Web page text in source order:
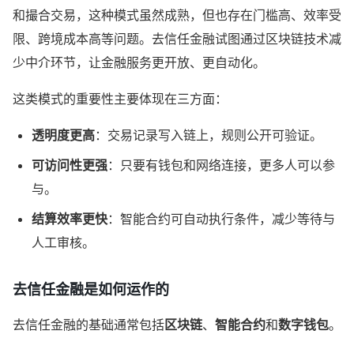
和撮合交易，这种模式虽然成熟，但也存在门槛高、效率受
限、跨境成本高等问题。去信任金融试图通过区块链技术减
少中介环节，让金融服务更开放、更自动化。
这类模式的重要性主要体现在三方面：
透明度更高：交易记录写入链上，规则公开可验证。
可访问性更强：只要有钱包和网络连接，更多人可以参
与。
结算效率更快：智能合约可自动执行条件，减少等待与
人工审核。
去信任金融是如何运作的
去信任金融的基础通常包括区块链、 智能合约和数字钱包。